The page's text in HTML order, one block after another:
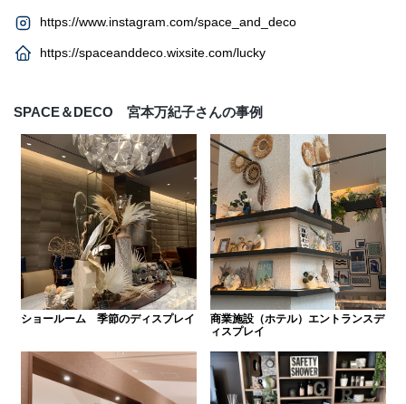
https://www.instagram.com/space_and_deco
https://spaceanddeco.wixsite.com/lucky
SPACE＆DECO 宮本万紀子さんの事例
ショールーム 季節のディスプレイ
商業施設（ホテル）エントランスデ
ィスプレイ